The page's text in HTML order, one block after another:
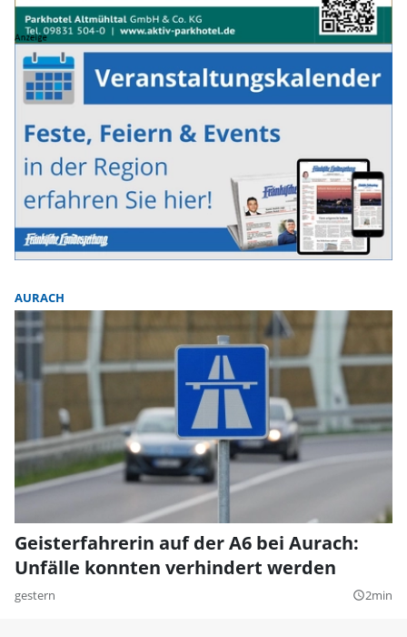
AURACH
Geisterfahrerin auf der A6 bei Aurach:
Unfälle konnten verhindert werden
gestern query_builder2min